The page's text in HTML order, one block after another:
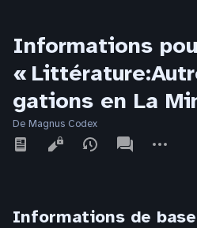
Informations
«
gations en La
De Magnus Codex
Affichages
associated-
pages
actions
Informations de base